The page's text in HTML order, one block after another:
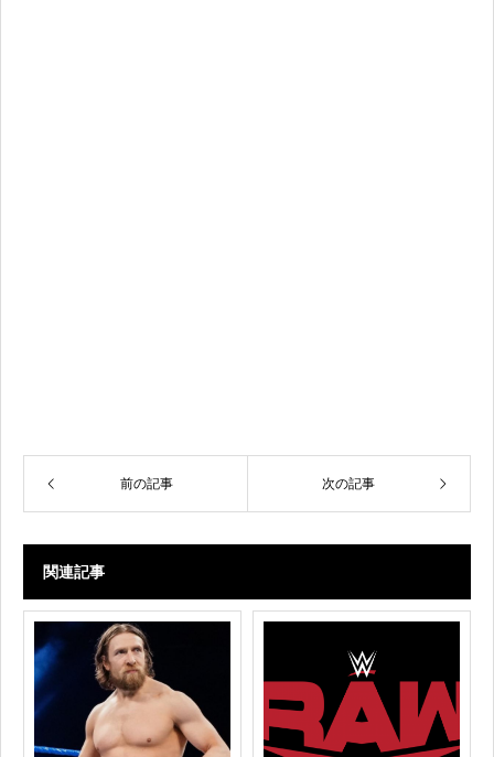
前の記事 次の記事
関連記事